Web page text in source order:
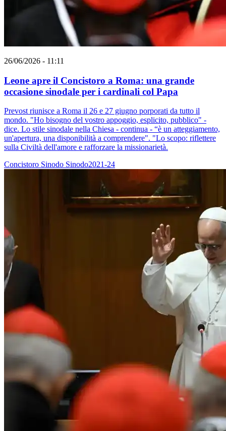
26/06/2026 - 11:11
Leone apre il Concistoro a Roma: una grande
occasione sinodale per i cardinali col Papa
Prevost riunisce a Roma il 26 e 27 giugno porporati da tutto il
mondo. "Ho bisogno del vostro appoggio, esplicito, pubblico" -
dice. Lo stile sinodale nella Chiesa - continua - “è un atteggiamento,
un'apertura, una disponibilità a comprendere". "Lo scopo: riflettere
sulla Civiltà dell'amore e rafforzare la missionarietà.
Concistoro Sinodo Sinodo2021-24